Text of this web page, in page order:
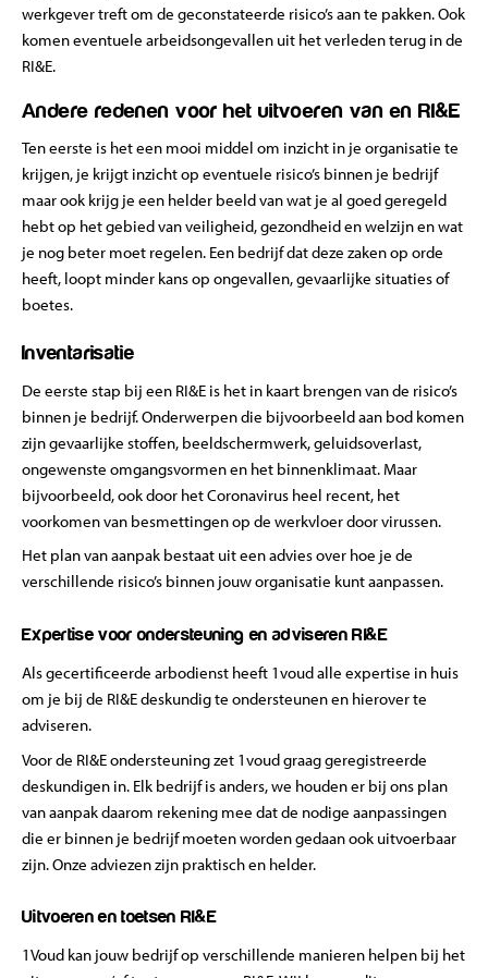
werkgever treft om de geconstateerde risico’s aan te pakken. Ook
komen eventuele arbeidsongevallen uit het verleden terug in de
RI&E.
Andere redenen voor het uitvoeren van en RI&E
Ten eerste is het een mooi middel om inzicht in je organisatie te
krijgen, je krijgt inzicht op eventuele risico’s binnen je bedrijf
maar ook krijg je een helder beeld van wat je al goed geregeld
hebt op het gebied van veiligheid, gezondheid en welzijn en wat
je nog beter moet regelen. Een bedrijf dat deze zaken op orde
heeft, loopt minder kans op ongevallen, gevaarlijke situaties of
boetes.
Inventarisatie
De eerste stap bij een RI&E is het in kaart brengen van de risico’s
binnen je bedrijf. Onderwerpen die bijvoorbeeld aan bod komen
zijn gevaarlijke stoffen, beeldschermwerk, geluidsoverlast,
ongewenste omgangsvormen en het binnenklimaat. Maar
bijvoorbeeld, ook door het Coronavirus heel recent, het
voorkomen van besmettingen op de werkvloer door virussen.
Het plan van aanpak bestaat uit een advies over hoe je de
verschillende risico’s binnen jouw organisatie kunt aanpassen.
Expertise voor ondersteuning en adviseren RI&E
Als gecertificeerde arbodienst heeft 1voud alle expertise in huis
om je bij de RI&E deskundig te ondersteunen en hierover te
adviseren.
Voor de RI&E ondersteuning zet 1voud graag geregistreerde
deskundigen in. Elk bedrijf is anders, we houden er bij ons plan
van aanpak daarom rekening mee dat de nodige aanpassingen
die er binnen je bedrijf moeten worden gedaan ook uitvoerbaar
zijn. Onze adviezen zijn praktisch en helder.
Uitvoeren en toetsen RI&E
1Voud kan jouw bedrijf op verschillende manieren helpen bij het